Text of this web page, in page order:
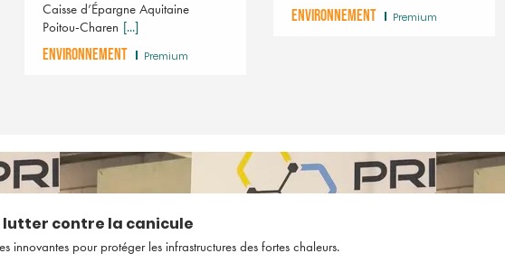
Caisse d’Épargne Aquitaine
Poitou-Charen [...]
ENVIRONNEMENT Premium
ENVIRONNEMENT Premium
lutter contre la canicule
pour protéger les infrastructures des fortes chaleurs.